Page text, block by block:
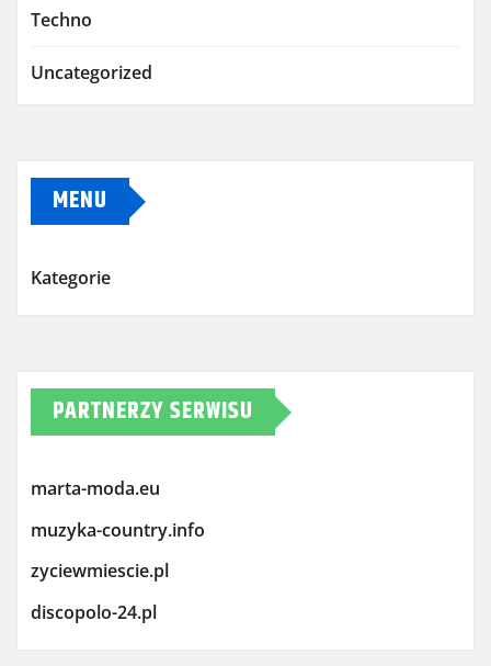
Techno
Uncategorized
MENU
Kategorie
PARTNERZY SERWISU
marta-moda.eu
muzyka-country.info
zyciewmiescie.pl
discopolo-24.pl